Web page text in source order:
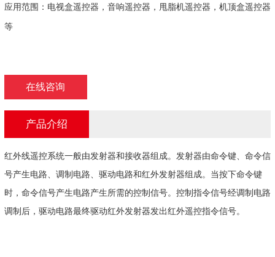
应用范围：电视盒遥控器，音响遥控器，甩脂机遥控器，机顶盒遥控器
等
在线咨询
产品介绍
红外线遥控系统一般由发射器和接收器组成。发射器由命令键、命令信
号产生电路、调制电路、驱动电路和红外发射器组成。当按下命令键
时，命令信号产生电路产生所需的控制信号。控制指令信号经调制电路
调制后，驱动电路最终驱动红外发射器发出红外遥控指令信号。